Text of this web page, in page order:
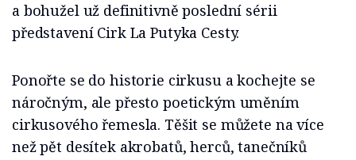
a bohužel už definitivně poslední sérii
představení Cirk La Putyka Cesty.
Ponořte se do historie cirkusu a kochejte se
náročným, ale přesto poetickým uměním
cirkusového řemesla. Těšit se můžete na více
než pět desítek akrobatů, herců, tanečníků